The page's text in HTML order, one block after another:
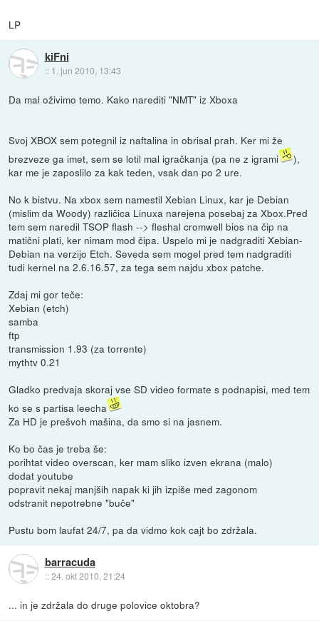
LP
kiFni
:: 1. jun 2010, 13:43
Da mal oživimo temo. Kako narediti "NMT" iz Xboxa
Svoj XBOX sem potegnil iz naftalina in obrisal prah. Ker mi že
brezveze ga imet, sem se lotil mal igračkanja (pa ne z igrami
),
kar me je zaposlilo za kak teden, vsak dan po 2 ure.
No k bistvu. Na xbox sem namestil Xebian Linux, kar je Debian
(mislim da Woody) različica Linuxa narejena posebaj za Xbox.Pred
tem sem naredil TSOP flash --> fleshal cromwell bios na čip na
matični plati, ker nimam mod čipa. Uspelo mi je nadgraditi Xebian-
Debian na verzijo Etch. Seveda sem mogel pred tem nadgraditi
tudi kernel na 2.6.16.57, za tega sem najdu xbox patche.
Zdaj mi gor teče:
Xebian (etch)
samba
ftp
transmission 1.93 (za torrente)
mythtv 0.21
Gladko predvaja skoraj vse SD video formate s podnapisi, med tem
ko se s partisa leecha
Za HD je prešvoh mašina, da smo si na jasnem.
Ko bo čas je treba še:
porihtat video overscan, ker mam sliko izven ekrana (malo)
dodat youtube
popravit nekaj manjših napak ki jih izpiše med zagonom
odstranit nepotrebne "buče"
Pustu bom laufat 24/7, pa da vidmo kok cajt bo zdržala.
barracuda
::24. okt 2010, 21:24
... in je zdržala do druge polovice oktobra?